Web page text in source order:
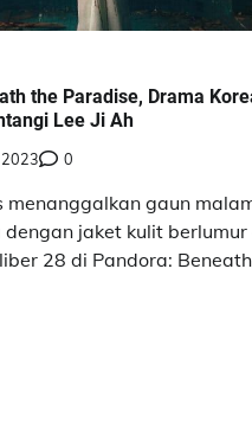
the Paradise, Drama
Lee Ji Ah
0
menanggalkan gaun
jaket kulit
28 di Pandora: